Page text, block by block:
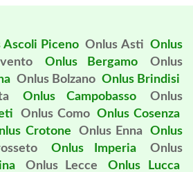
Ascoli Piceno Onlus Asti Onlus
Onlus Bergamo
Onlus
Onlus Bolzano Onlus Brindisi
Onlus Campobasso
Onlus
Onlus Como Onlus Cosenza
Crotone Onlus Enna
Onlus
Onlus Imperia
Onlus
Onlus Lecce
Onlus Lucca